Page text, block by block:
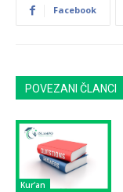
Facebook
POVEZANI ČLANCI
Kur'an